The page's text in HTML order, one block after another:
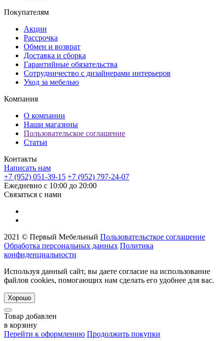
Покупателям
Акции
Рассрочка
Обмен и возврат
Доставка и сборка
Гарантийные обязательства
Сотрудничество с дизайнерами интерьеров
Уход за мебелью
Компания
О компании
Наши магазины
Пользовательское соглашение
Статьи
Контакты
Написать нам
+7 (952) 051-39-15 +7 (952) 797-24-07
Ежедневно с 10:00 до 20:00
Связаться с нами
2021 © Первый Мебельный Пользовательсткое соглашение
Обработка персональных данных Политика
конфиденциальности
Используя данный сайт, вы даете согласие на использование
файлов cookies, помогающих нам сделать его удобнее для вас.
Хорошо
Товар добавлен
в корзину
Перейти к оформлению Продолжить покупки